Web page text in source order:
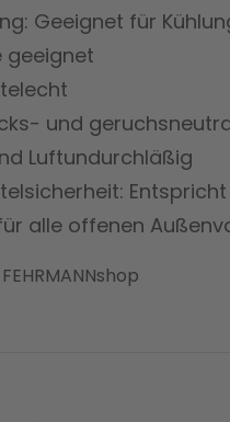
Geeignet für
geeignet
und
Luftundurchläßig
alle offenen